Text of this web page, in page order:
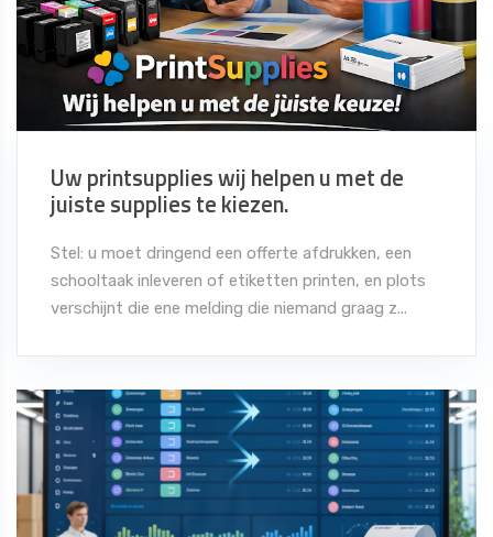
Uw printsupplies wij helpen u met de
juiste supplies te kiezen.
Stel: u moet dringend een offerte afdrukken, een
schooltaak inleveren of etiketten printen, en plots
verschijnt die ene melding die niemand graag z...